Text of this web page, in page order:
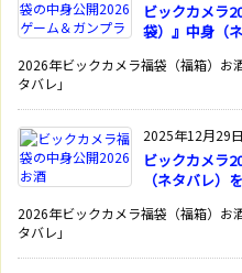
ビックカメラ
袋）』中身（
2026年ビックカメラ福袋（福箱）お
タバレ」
2025年12月29日
ビックカメラ
（ネタバレ）
2026年ビックカメラ福袋（福箱）お
タバレ」